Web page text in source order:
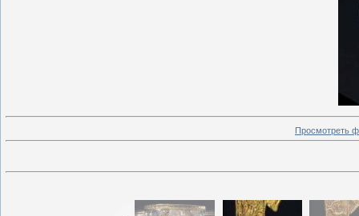
Просмотреть